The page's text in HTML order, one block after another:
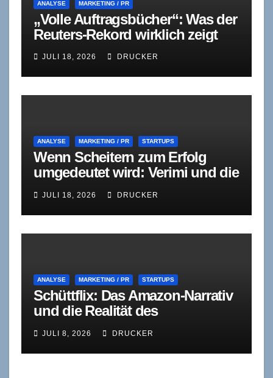
ANALYSE MARKETING / PR
„Volle Auftragsbücher“: Was der
Reuters-Rekord wirklich zeigt
JULI 18, 2026 DRUCKER
ANALYSE MARKETING / PR STARTUPS
Wenn Scheitern zum Erfolg
umgedeutet wird: Verimi und die
JULI 18, 2026 DRUCKER
ANALYSE MARKETING / PR STARTUPS
Schüttflix: Das Amazon-Narrativ
und die Realität des
JULI 8, 2026 DRUCKER